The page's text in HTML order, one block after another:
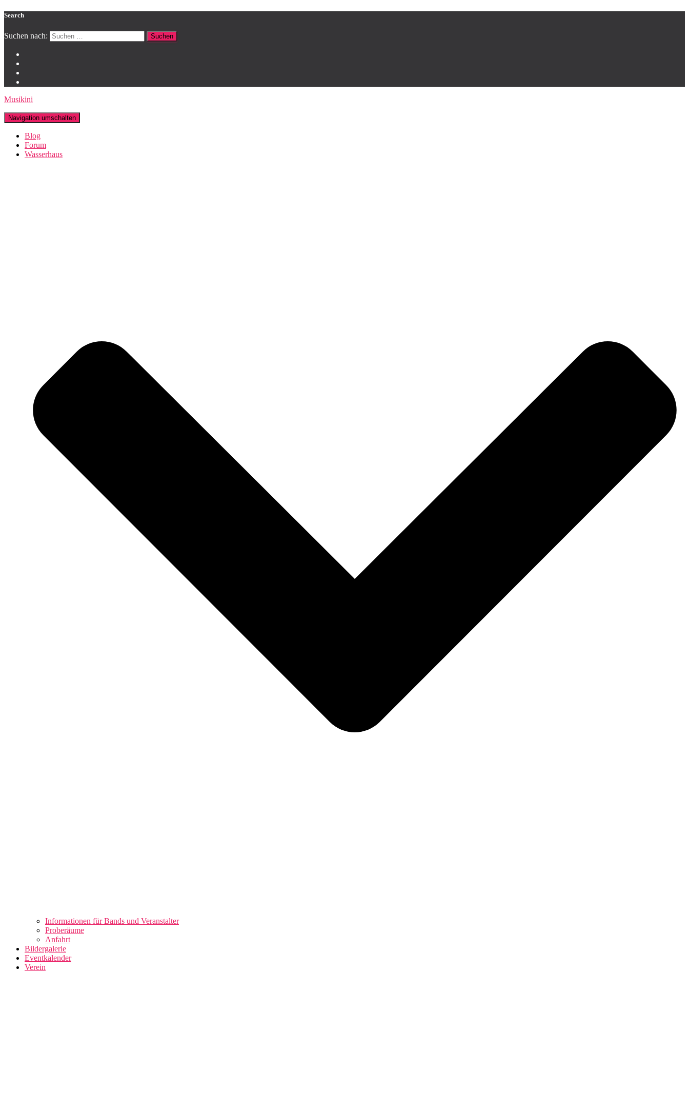
Search
Suchen nach:
Musikini
Navigation umschalten
Blog
Forum
Wasserhaus
Informationen für Bands und Veranstalter
Proberäume
Anfahrt
Bildergalerie
Eventkalender
Verein